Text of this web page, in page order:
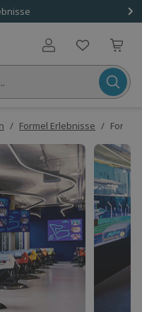
Benutzerkonto
/ Formel Erlebnisse /